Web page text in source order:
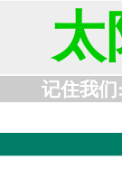
太
记住我们